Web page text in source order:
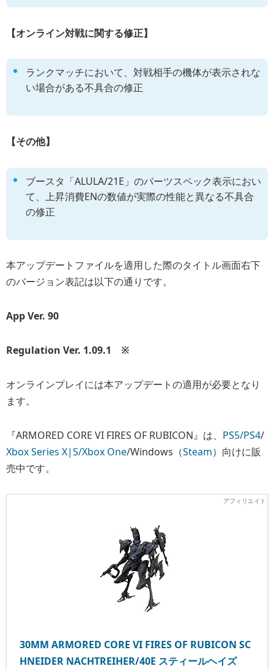
【オンライン対戦に関する修正】
ランクマッチにおいて、対戦相手の機体が表示されな
い場合がある不具合の修正
【その他】
ブースタ「ALULA/21E」のパーツスペック表示におい
て、上昇消費ENの数値が実際の性能と異なる不具合
の修正
本アップデートファイルを適用した際のタイトル画面右下
のバージョン表記は以下の通りです。
App Ver. 90
Regulation Ver. 1.09.1 ※
オンラインプレイには本アップデートの適用が必要となり
ます。
『ARMORED CORE VI FIRES OF RUBICON』は、 PS5/PS4/
Xbox Series X|S/Xbox One/Windows（Steam）向けに販
売中です。
30MM ARMORED CORE VI FIRES OF RUBICON SC
HNEIDER NACHTREIHER/40E スティールヘイズ